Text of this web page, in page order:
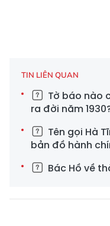
TIN LIÊN QUAN
Tờ báo nào
ra đời năm
Tên gọi Hà
bản đồ hành
Bác Hồ về